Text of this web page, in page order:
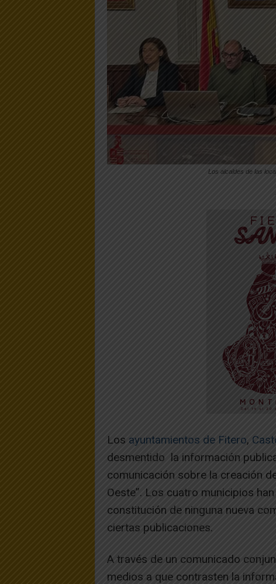
Los alcaldes de las
Los ayuntamientos de Fitero,
desmentido la información
comunicación sobre la creación
Oeste”. Los cuatro municipios
constitución de ninguna nueva
ciertas publicaciones.
A través de un comunicado
medios a que contrasten la